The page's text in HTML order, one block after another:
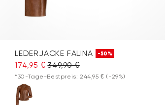
LEDERJACKE FALINA -50%
174,95 € 349,90 €
*30-Tage-Bestpreis: 244,95 € (-29%)